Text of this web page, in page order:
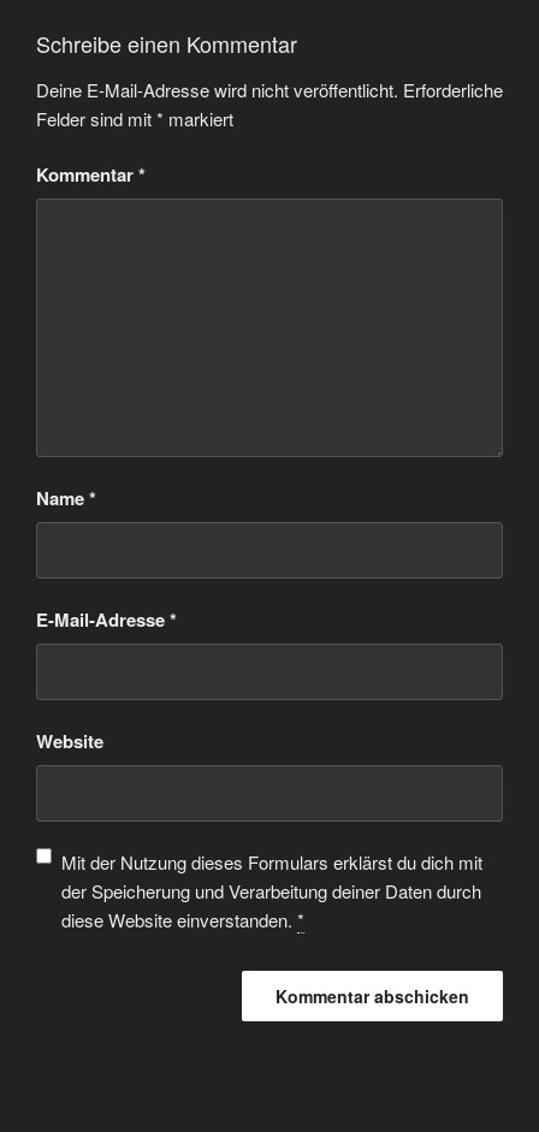
Schreibe einen Kommentar
Deine E-Mail-Adresse wird nicht veröffentlicht. Erforderliche
Felder sind mit* markiert
Kommentar*
Name*
E-Mail-Adresse*
Website
Mit der Nutzung dieses Formulars erklärst du dich mit
der Speicherung und Verarbeitung deiner Daten durch
diese Website einverstanden. *